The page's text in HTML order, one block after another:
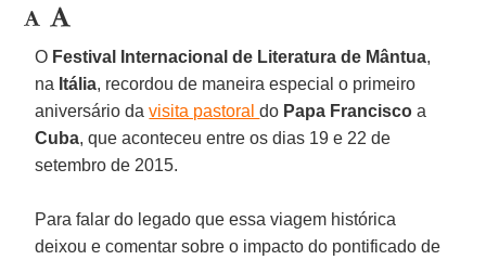
O Festival Internacional de Literatura de Mântua,
na Itália, recordou de maneira especial o primeiro
aniversário davisita pastoraldo Papa Francisco a
Cuba, que aconteceu entre os dias 19 e 22 de
setembro de 2015.
Para falar do legado que essa viagem histórica
deixou e comentar sobre o impacto do pontificado de